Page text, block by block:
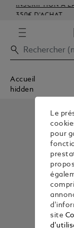
INSCRIPTION À
350€ D'ACHAT
Accueil
hidden
Le
pour
site